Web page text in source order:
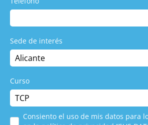
Sede de interés
Curso
Consiento el uso de mis datos para